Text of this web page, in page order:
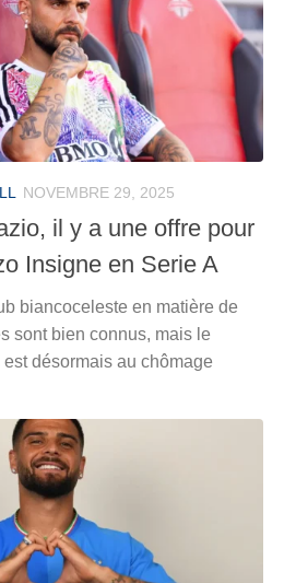
NOVEMBRE 29, 2025
il y a une offre pour
Insigne en Serie A
biancoceleste en matière de
sont bien connus, mais le
désormais au chômage